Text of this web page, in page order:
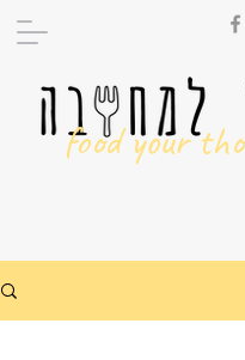
food your